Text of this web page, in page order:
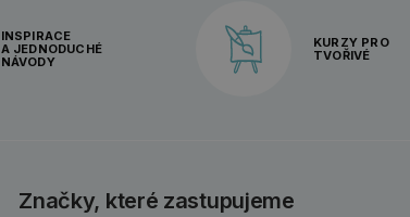
INSPIRACE
A JEDNODUCHÉ
NÁVODY
KURZY PRO
TVOŘIVÉ
Značky, které zastupujeme